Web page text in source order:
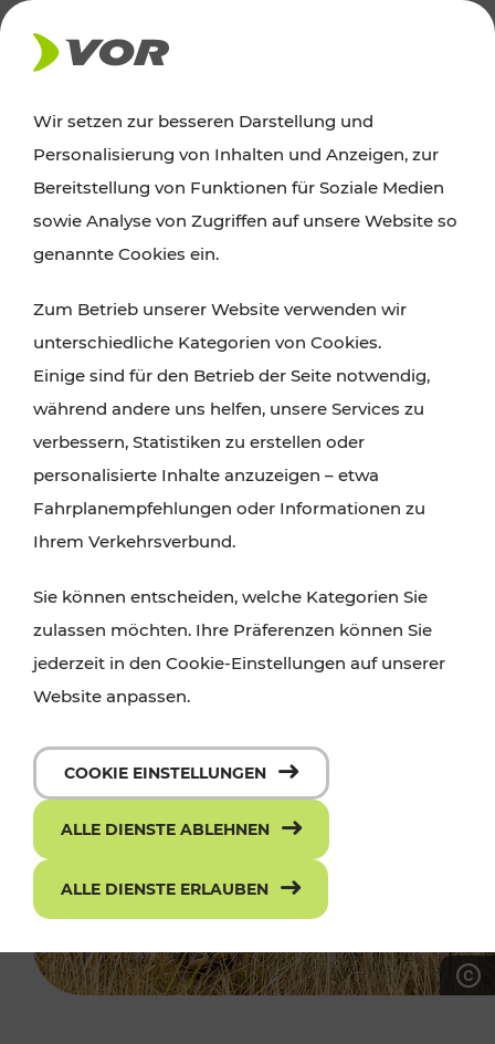
AKTUELLES
Ausflugstipps
Wien, Niederösterreich und das Burgenland
Wanderungen, Kultur und Gastronomie,
Radtouren oder purer Naturgenuss – viele
Attraktionen sind mit den Ticket- und Fahrplan-
Angeboten des VOR gut und schnell erreichbar.
Wir setzen zur besseren Darstellung und
Personalisierung von Inhalten und Anzeigen, zur
Bereitstellung von Funktionen für Soziale Medien
sowie Analyse von Zugriffen auf unsere Website so
genannte Cookies ein.
Zum Betrieb unserer Website verwenden wir
unterschiedliche Kategorien von Cookies.
Einige sind für den Betrieb der Seite notwendig,
während andere uns helfen, unsere Services zu
verbessern, Statistiken zu erstellen oder
personalisierte Inhalte anzuzeigen – etwa
Fahrplanempfehlungen oder Informationen zu
Ihrem Verkehrsverbund.
Sie können entscheiden, welche Kategorien Sie
zulassen möchten. Ihre Präferenzen können Sie
jederzeit in den Cookie-Einstellungen auf unserer
Website anpassen.
COOKIE EINSTELLUNGEN
ALLE DIENSTE ABLEHNEN
ALLE DIENSTE ERLAUBEN